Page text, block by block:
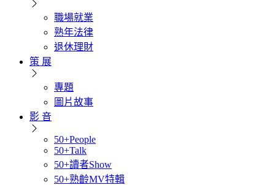
職場就業
熟年法律
退休理財
策 展
專題
圖片故事
影 音
50+People
50+Talk
50+讀者Show
50+熟齡MV特輯